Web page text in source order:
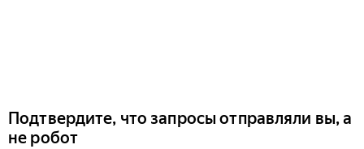
Подтвердите, что запросы отправляли вы, а
не робот